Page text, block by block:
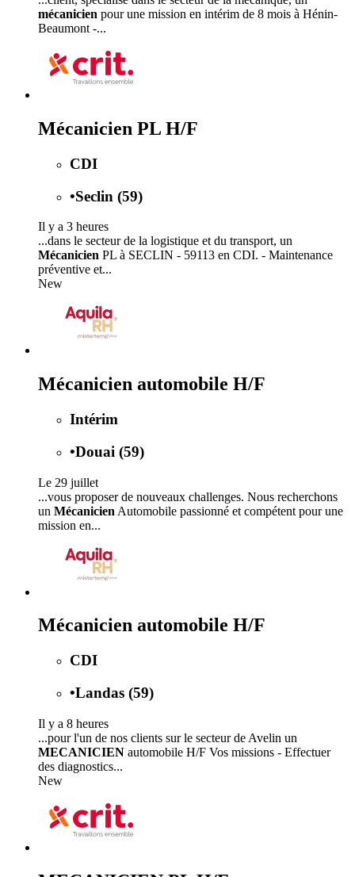
mécanicien pour une mission en intérim de 8 mois à Hénin-
Beaumont -...
Mécanicien PL H/F
CDI
•Seclin (59)
Il y a 3 heures
...dans le secteur de la logistique et du transport, un
Mécanicien PL à SECLIN - 59113 en CDI. - Maintenance
préventive et...
New
Mécanicien automobile H/F
Intérim
•Douai (59)
Le 29 juillet
...vous proposer de nouveaux challenges. Nous recherchons
un Mécanicien Automobile passionné et compétent pour une
mission en...
Mécanicien automobile H/F
CDI
•Landas (59)
Il y a 8 heures
...pour l'un de nos clients sur le secteur de Avelin un
MECANICIEN automobile H/F Vos missions - Effectuer
des diagnostics...
New